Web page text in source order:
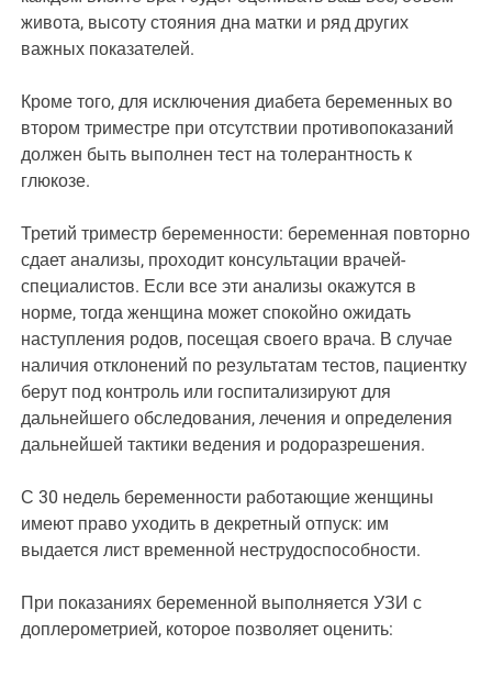
живота, высоту стояния дна матки и ряд других
важных показателей.
Кроме того, для исключения диабета беременных во
втором триместре при отсутствии противопоказаний
должен быть выполнен тест на толерантность к
глюкозе.
Третий триместр беременности: беременная повторно
сдает анализы, проходит консультации врачей-
специалистов. Если все эти анализы окажутся в
норме, тогда женщина может спокойно ожидать
наступления родов, посещая своего врача. В случае
наличия отклонений по результатам тестов, пациентку
берут под контроль или госпитализируют для
дальнейшего обследования, лечения и определения
дальнейшей тактики ведения и родоразрешения.
С 30 недель беременности работающие женщины
имеют право уходить в декретный отпуск: им
выдается лист временной неструдоспособности.
При показаниях беременной выполняется УЗИ с
доплерометрией, которое позволяет оценить: